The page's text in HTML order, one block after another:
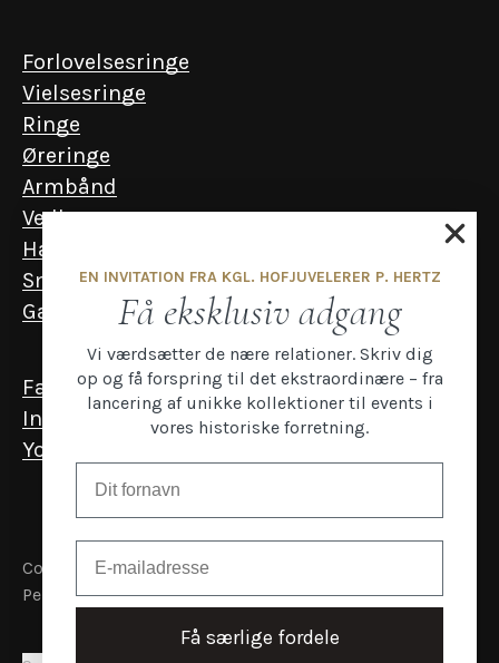
Forlovelsesringe
Vielsesringe
Ringe
Øreringe
Armbånd
Vedhæng
Halskæder
Smykker til mænd
Gavekort
Facebook
Instagram
YouTube
Copyright P.Hertz
Persondata- og cookiepolitik
EN INVITATION FRA KGL. HOFJUVELERER P. HERTZ
Få eksklusiv adgang
Vi værdsætter de nære relationer. Skriv dig
op og få forspring til det ekstraordinære – fra
lancering af unikke kollektioner til events i
vores historiske forretning.
Få særlige fordele